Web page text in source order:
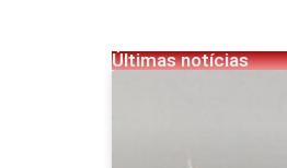
Últimas notícias